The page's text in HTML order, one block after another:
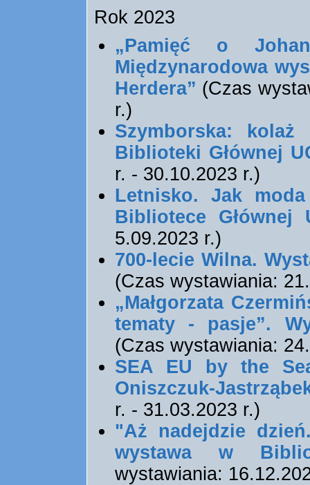
Rok 2023
„Pamięć o
Międzynarodowa
Herdera” (Czas
r.)
Szymborska:
Biblioteki Głównej
r. - 30.10.2023 r.)
Letnisko. Jak
Bibliotece Głównej
5.09.2023 r.)
700-lecie Wilna.
(Czas wystawiania:
„Małgorzata
tematy - pasje”.
(Czas wystawiania:
SEA EU by the
Oniszczuk-
r. - 31.03.2023 r.)
"Aż nadejdzie
wystawa w
wystawiania: